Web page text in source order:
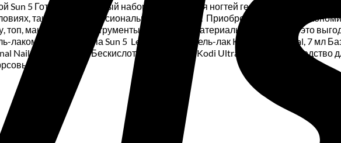
Sun 5 Готовый стартовый набор для покрытия ногтей гель-лаком —
так и для профессиональных мастеров. Приобретая набор, Вы
топ, маникюрные инструменты, расходные материалы, лампу — все это
лаком входит : Лампа Sun 5 Led+UV 48, Вт Гель-лак Kodi Professional, 7 мл
Nail Fresher, 12 мл Бескислотный праймер Kodi Ultrabond, 12 мл Средство
100 шт